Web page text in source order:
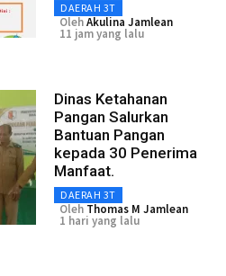
DAERAH 3T
OlehAkulina Jamlean
11 jam yang lalu
Dinas Ketahanan
Pangan Salurkan
Bantuan Pangan
kepada 30 Penerima
Manfaat.
DAERAH 3T
Oleh Thomas M Jamlean
1 hari yang lalu